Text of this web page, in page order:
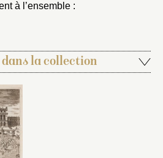
à l’ensemble :
la collection